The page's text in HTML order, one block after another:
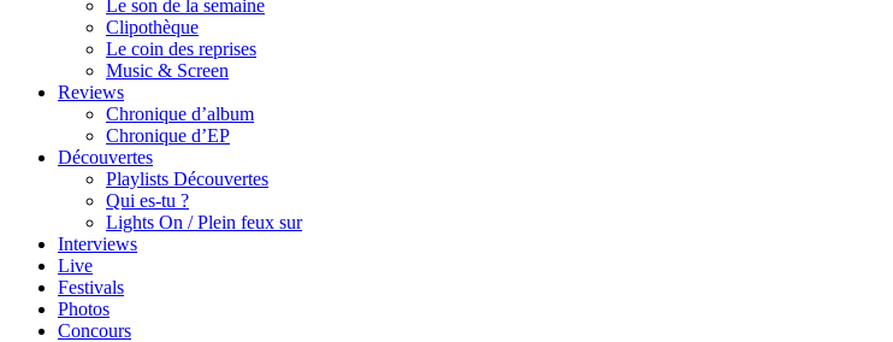
Le son de la semaine
Clipothèque
Le coin des reprises
Music & Screen
Reviews
Chronique d’album
Chronique d’EP
Découvertes
Playlists Découvertes
Qui es-tu ?
Lights On / Plein feux sur
Interviews
Live
Festivals
Photos
Concours